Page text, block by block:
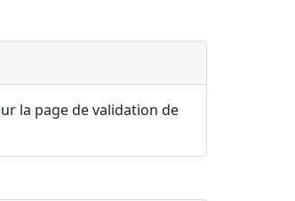
la page de validation de